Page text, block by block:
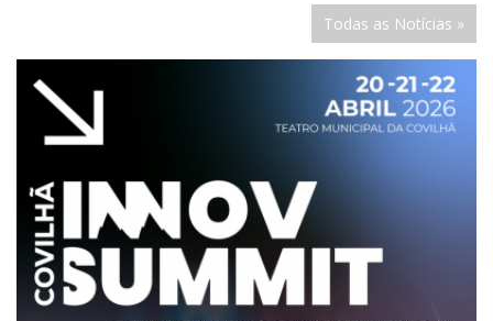
Todas as Notícias »